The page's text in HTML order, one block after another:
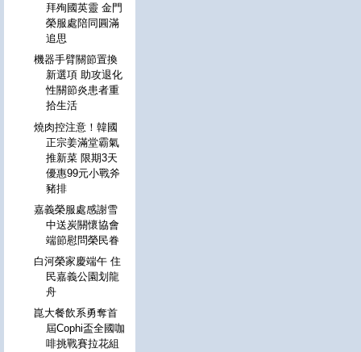
拜殉國英靈 金門
榮服處陪同圓滿
追思
機器手臂關節置換
新選項 助攻退化
性關節炎患者重
拾生活
燒肉控注意！韓國
正宗姜滿堂霸氣
推新菜 限期3天
優惠99元小戰斧
豬排
嘉義榮服處感謝雪
中送炭關懷協會
端節慰問榮民眷
白河榮家慶端午 住
民嘉義公園划龍
舟
崑大餐飲系勇奪首
屆Cophi盃全國咖
啡挑戰賽拉花組